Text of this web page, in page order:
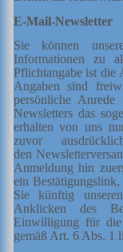
E-Mail-Newsletter
Sie können
Informationen zu
Pflichtangabe ist die
Angaben sind
persönliche
Newsletters das sog
erhalten von uns
zuvor
den Newsletterv
Anmeldung hin
ein
Sie künftig
Anklicken des
Einwilligung für die
gemäß Art. 6 Abs. 1